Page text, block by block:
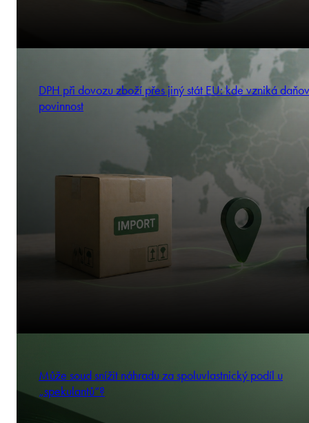
DPH při dovozu zboží přes jiný stát EU: kde vzniká
povinnost
Může soud snížit náhradu za spoluvlastnický podíl u
„spekulantů“?